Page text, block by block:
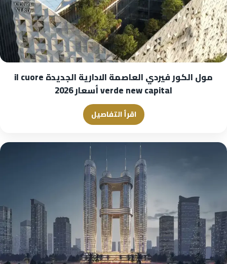
مول الكور فيردي العاصمة الادارية الجديدة il cuore
verde new capital أسعار 2026
اقرأ التفاصيل